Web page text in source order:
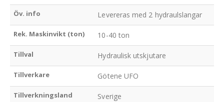
Öv. info Levereras med 2 hydraulslangar
Rek. Maskinvikt (ton) 10-40 ton
Tillval Hydraulisk utskjutare
Tillverkare Götene UFO
Tillverkningsland Sverige